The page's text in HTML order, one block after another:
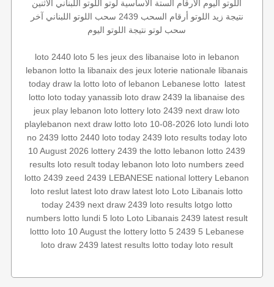
اللوتو اليوم الأرقام الستة الاساسية لوتو اللوتو اللبناني الأثنين
نتيجة زيد اللوتو أرقام السحب 2439 سحب اللوتو اللبناني آخر
سحب لوتو نتيجة اللوتو اليوم
loto 2440 loto 5 les jeux des libanaise loto in lebanon
lebanon lotto la libanaix des jeux loterie nationale libanais
today draw la lotto loto of lebanon Lebanese lotto latest
lotto loto today yanassib loto draw 2439 la libanaise des
jeux play lebanon loto lottery loto 2439 next draw loto
playlebanon next draw lotto loto 10-08-2026 loto lundi loto
no 2439 lotto 2440 loto today 2439 loto results today loto
10 August 2026 lottery 2439 the lotto lebanon lotto 2439
results loto result today lebanon loto loto numbers zeed
lotto 2439 zeed 2439 LEBANESE national lottery Lebanon
loto reslut latest loto draw latest loto Loto Libanais lotto
today 2439 next draw 2439 loto results lotgo lotto
numbers lotto lundi 5 loto Loto Libanais 2439 latest result
lottto loto 10 August the lottery lotto 5 2439 5 Lebanese
loto draw 2439 latest results lotto today loto result